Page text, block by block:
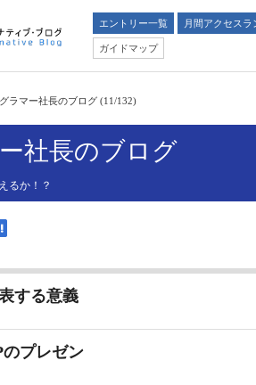
エントリー一覧 月間アクセスラ
ガイドマップ
ラマー社長のブログ (11/132)
社長のブログ
るか！？
する意義
プレゼン